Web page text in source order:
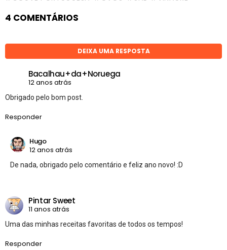
4 COMENTÁRIOS
DEIXA UMA RESPOSTA
Bacalhau+da+Noruega
12 anos atrás
Obrigado pelo bom post.
Responder
Hugo
12 anos atrás
De nada, obrigado pelo comentário e feliz ano novo! :D
Pintar Sweet
11 anos atrás
Uma das minhas receitas favoritas de todos os tempos!
Responder